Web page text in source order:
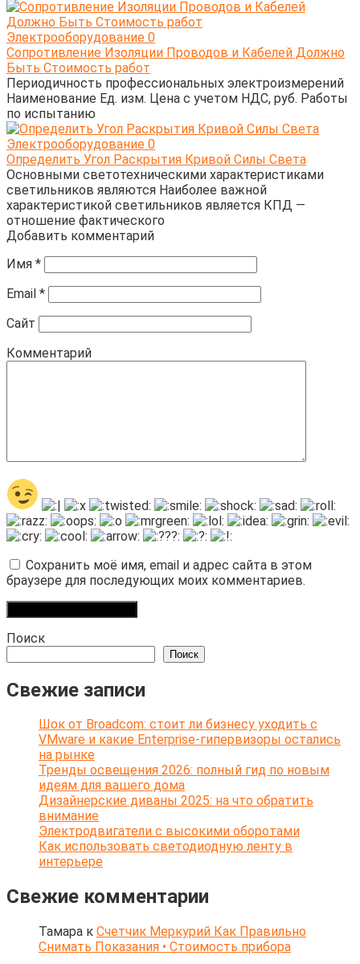
Электрооборудование 0
Сопротивление Изоляции Проводов и Кабелей Должно
Быть Стоимость работ
Периодичность профессиональных электроизмерений
Наименование Ед. изм. Цена с учетом НДС, руб. Работы
по испытанию
Электрооборудование 0
Определить Угол Раскрытия Кривой Силы Света
Основными светотехническими характеристиками
светильников являются Наиболее важной
характеристикой светильников является КПД —
отношение фактического
Добавить комментарий
Имя *
Email *
Сайт
Комментарий
Сохранить моё имя, email и адрес сайта в этом
браузере для последующих моих комментариев.
Поиск
Поиск
Свежие записи
Шок от Broadcom: стоит ли бизнесу уходить с
VMware и какие Enterprise-гипервизоры остались
на рынке
Тренды освещения 2026: полный гид по новым
идеям для вашего дома
Дизайнерские диваны 2025: на что обратить
внимание
Электродвигатели с высокими оборотами
Как использовать светодиодную ленту в
интерьере
Свежие комментарии
Тамара к Счетчик Меркурий Как Правильно
Снимать Показания • Стоимость прибора